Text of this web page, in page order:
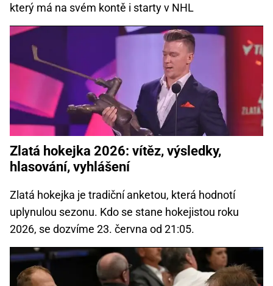
který má na svém kontě i starty v NHL
Zlatá hokejka 2026: vítěz, výsledky,
hlasování, vyhlášení
Zlatá hokejka je tradiční anketou, která hodnotí
uplynulou sezonu. Kdo se stane hokejistou roku
2026, se dozvíme 23. června od 21:05.